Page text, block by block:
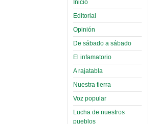
Inicio
Editorial
Opinión
De sábado a sábado
El infamatorio
A rajatabla
Nuestra tierra
Voz popular
Lucha de nuestros
pueblos